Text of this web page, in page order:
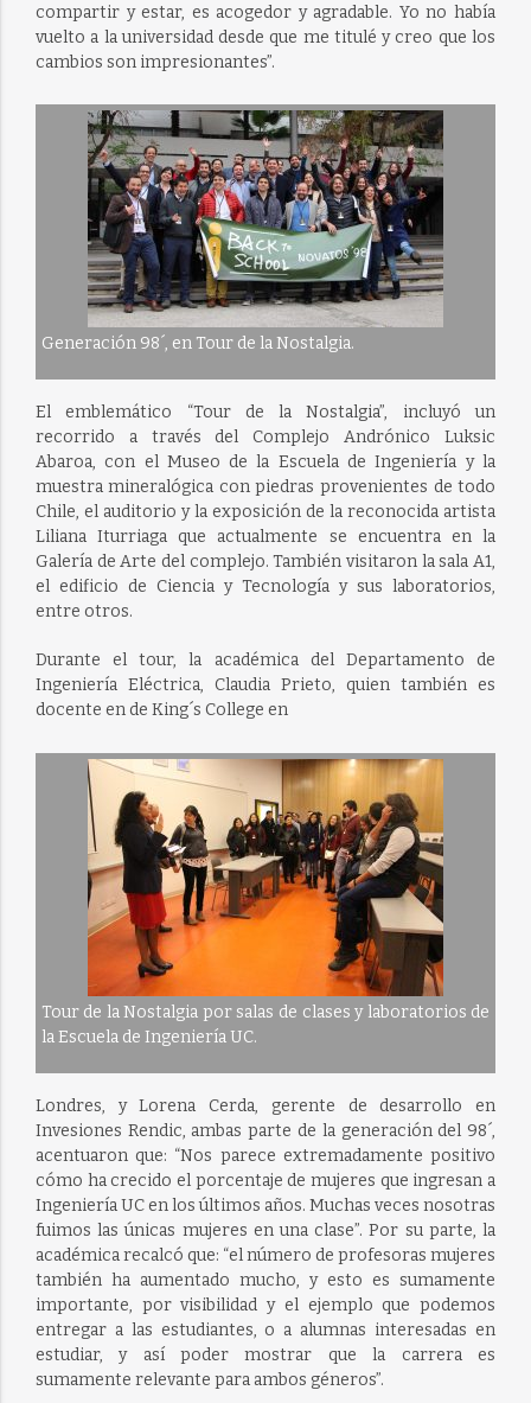
compartir y estar, es acogedor y agradable. Yo no había
vuelto a la universidad desde que me titulé y creo que los
cambios son impresionantes”.
Generación 98´, en Tour de la Nostalgia.
El emblemático “Tour de la Nostalgia”, incluyó un
recorrido a través del Complejo Andrónico Luksic
Abaroa, con el Museo de la Escuela de Ingeniería y la
muestra mineralógica con piedras provenientes de todo
Chile, el auditorio y la exposición de la reconocida artista
Liliana Iturriaga que actualmente se encuentra en la
Galería de Arte del complejo. También visitaron la sala A1,
el edificio de Ciencia y Tecnología y sus laboratorios,
entre otros.
Durante el tour, la académica del Departamento de
Ingeniería Eléctrica, Claudia Prieto, quien también es
docente en de King´s College en
Tour de la Nostalgia por salas de clases y laboratorios de
la Escuela de Ingeniería UC.
Londres, y Lorena Cerda, gerente de desarrollo en
Invesiones Rendic, ambas parte de la generación del 98´,
acentuaron que: “Nos parece extremadamente positivo
cómo ha crecido el porcentaje de mujeres que ingresan a
Ingeniería UC en los últimos años. Muchas veces nosotras
fuimos las únicas mujeres en una clase”. Por su parte, la
académica recalcó que: “el número de profesoras mujeres
también ha aumentado mucho, y esto es sumamente
importante, por visibilidad y el ejemplo que podemos
entregar a las estudiantes, o a alumnas interesadas en
estudiar, y así poder mostrar que la carrera es
sumamente relevante para ambos géneros”.